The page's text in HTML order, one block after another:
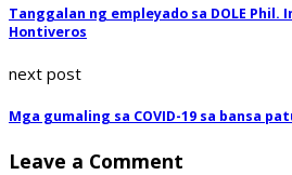
Tanggalan ng empleyado sa DOLE
Hontiveros
next post
Mga gumaling sa COVID-19 sa bansa
Leave a Comment